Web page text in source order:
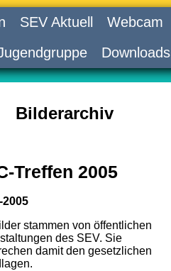
SEV Aktuell Webcam
Downloads
Bilderarchiv
Treffen 2005
2005
stammen von öffentlichen
des SEV. Sie
damit den gesetzlichen